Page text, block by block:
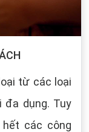
từ các loại
đa dụng. Tuy
các công